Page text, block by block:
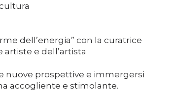
dell’energia” con la curatrice
artiste e dell’artista
nuove prospettive e immergersi
accogliente e stimolante.